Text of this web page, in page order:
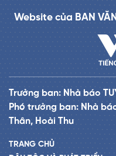
Website của BAN
Trưởng ban: Nhà báo
Phó trưởng ban: Nhà
Thân, Hoài Thu
TRANG CHỦ